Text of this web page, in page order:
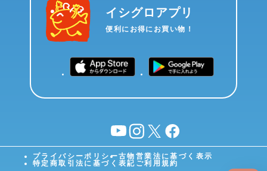
イシグロアプリ
便利にお得にお買い物！
YouTubeinstagram
X facebook
プライバシーポリシー古物営業法に基づく表示
特定商取引法に基づく表記 ご利用規約